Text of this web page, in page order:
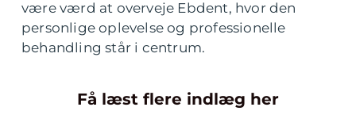
være værd at overveje Ebdent, hvor den
personlige oplevelse og professionelle
behandling står i centrum.
Få læst flere indlæg her